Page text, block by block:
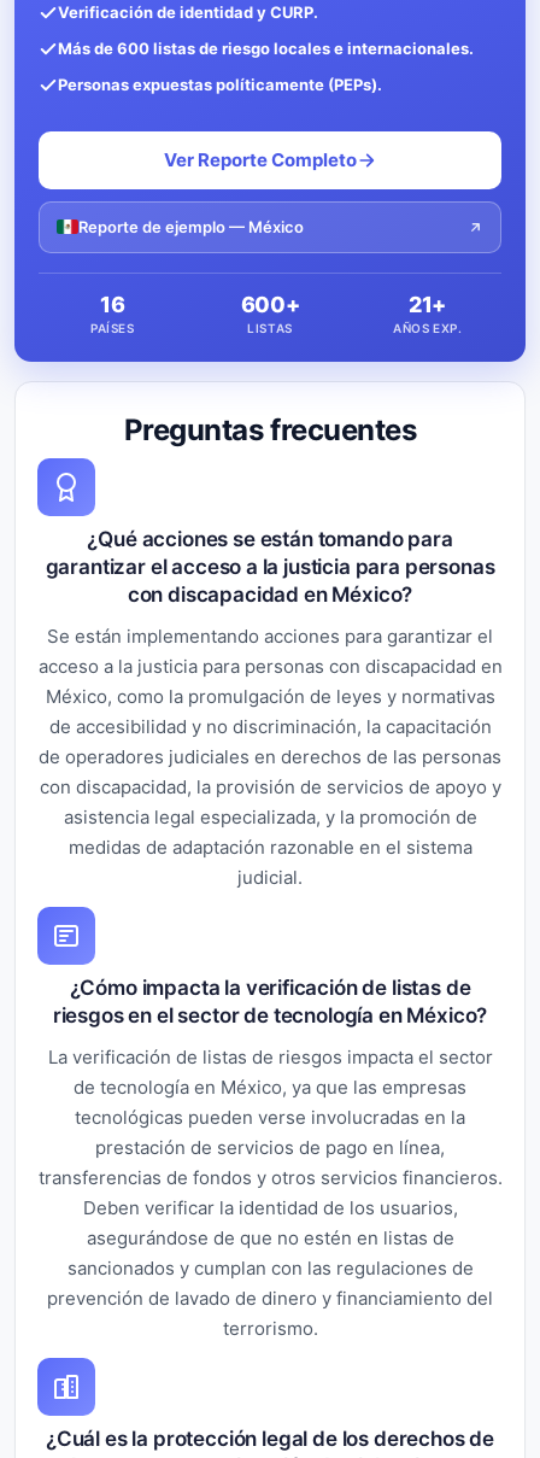
Preguntas frecuentes
¿Qué acciones se están tomando para
garantizar el acceso a la justicia para personas
con discapacidad en México?
Se están implementando acciones para garantizar el
acceso a la justicia para personas con discapacidad en
México, como la promulgación de leyes y normativas
de accesibilidad y no discriminación, la capacitación
de operadores judiciales en derechos de las personas
con discapacidad, la provisión de servicios de apoyo y
asistencia legal especializada, y la promoción de
medidas de adaptación razonable en el sistema
judicial.
¿Cómo impacta la verificación de listas de
riesgos en el sector de tecnología en México?
La verificación de listas de riesgos impacta el sector
de tecnología en México, ya que las empresas
tecnológicas pueden verse involucradas en la
prestación de servicios de pago en línea,
transferencias de fondos y otros servicios financieros.
Deben verificar la identidad de los usuarios,
asegurándose de que no estén en listas de
sancionados y cumplan con las regulaciones de
prevención de lavado de dinero y financiamiento del
terrorismo.
¿Cuál es la protección legal de los derechos de
Verificación de identidad y CURP.
Más de 600 listas de riesgo locales e internacionales.
Personas expuestas políticamente (PEPs).
Ver Reporte Completo
Reporte de ejemplo — México
16
PAÍSES
600+
LISTAS
21+
AÑOS EXP.